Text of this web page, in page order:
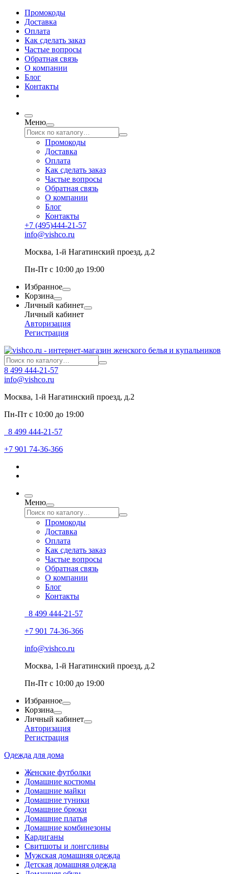
Промокоды
Доставка
Оплата
Как сделать заказ
Частые вопросы
Обратная связь
О компании
Блог
Контакты
Меню
Промокоды
Доставка
Оплата
Как сделать заказ
Частые вопросы
Обратная связь
О компании
Блог
Контакты
+7 (495)444-21-57
info@vishco.ru
Москва, 1-й Нагатинский проезд, д.2
Пн-Пт с 10:00 до 19:00
Избранное
Корзина
Личный кабинет
Личный кабинет
Авторизация
Регистрация
8 499 444-21-57
info@vishco.ru
Москва, 1-й Нагатинский проезд, д.2
Пн-Пт с 10:00 до 19:00
8 499 444-21-57
+7 901 74-36-366
Меню
Промокоды
Доставка
Оплата
Как сделать заказ
Частые вопросы
Обратная связь
О компании
Блог
Контакты
8 499 444-21-57
+7 901 74-36-366
info@vishco.ru
Москва, 1-й Нагатинский проезд, д.2
Пн-Пт с 10:00 до 19:00
Избранное
Корзина
Личный кабинет
Авторизация
Регистрация
Одежда для дома
Женские футболки
Домашние костюмы
Домашние майки
Домашние туники
Домашние брюки
Домашние платья
Домашние комбинезоны
Кардиганы
Свитшоты и лонгсливы
Мужская домашняя одежда
Детская домашняя одежда